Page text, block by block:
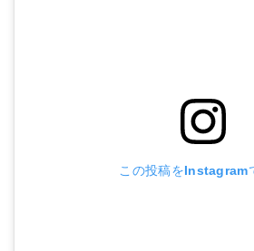
この投稿をInstagram